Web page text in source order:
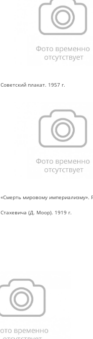
Советский плакат. 1957 г.
«Смерть мировому империализму».
Стахевича (Д. Моор). 1919 г.